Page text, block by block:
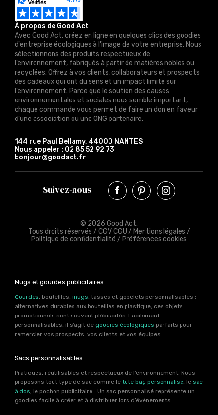
À propos de Good Act
Avec Good Act, créez en ligne en quelques clics des goodies
d'entreprise écologiques à l'image de votre entreprise. Nous
sélectionnons des produits respectueux de
l'environnement, fabriqués à partir de matières nobles ou
recyclées. Offrez à vos clients, collaborateurs et prospects
des cadeaux qui ont du sens et un impact limité sur
l'environnement. Parce que le soutien des causes
environnementales et sociales nous semble important,
chaque commande vous permet de faire un don en faveur
d'une association ou une ONG partenaire.
144 rue Paul Bellamy, 44000 NANTES
Nous appeler : 02 85 52 92 73
bonjour@goodact.fr
Suivez-nous
© 2026 Good Act.
Tous droits réservés / CGV CGU / Mentions légales /
Politique de confidentialité / Préférences cookies
Mugs et gourdes publicitaires
Gourdes , bouteilles, mugs , tasses et gobelets personnalisables :
alternatives durables aux bouteilles en plastique, ces objets
promotionnels sont souvent plébiscités. Facilement
personnalisables, il s’agit de goodies écologiques parfaits pour
remercier vos prospects, vos clients et vos équipes.
Sacs personnalisables
Pratiques, réutilisables et respectueux de l’environnement. Nous
proposons tout type de sac comme le tote bag personnalisé, le sac
à dos, le pochon publicitaire… Un sac personnalisé représente un
goodies facile à créer et à distribuer lors d’événements.